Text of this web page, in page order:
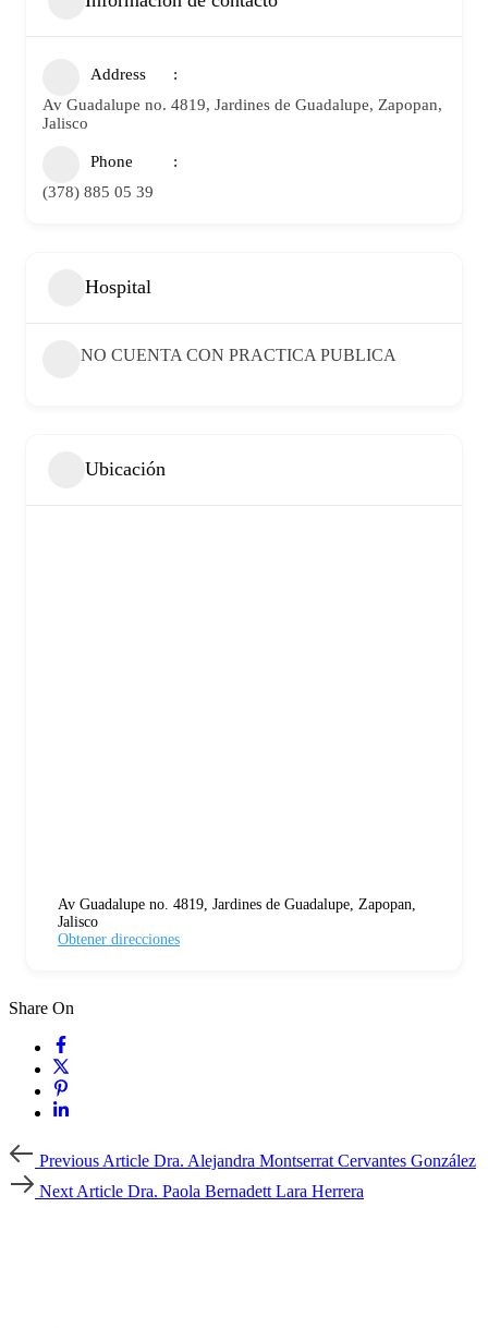
Address
Av Guadalupe no. 4819, Jardines de Guadalupe, Zapopan,
Jalisco
Phone
(378) 885 05 39
Hospital
NO CUENTA CON PRACTICA PUBLICA
Ubicación
Av Guadalupe no. 4819, Jardines de Guadalupe, Zapopan,
Jalisco
Obtener direcciones
Share On
Previous
ArticlePrevious Article Dra. Alejandra Montserrat Cervantes González
Next
ArticleNext Article Dra. Paola Bernadett Lara Herrera